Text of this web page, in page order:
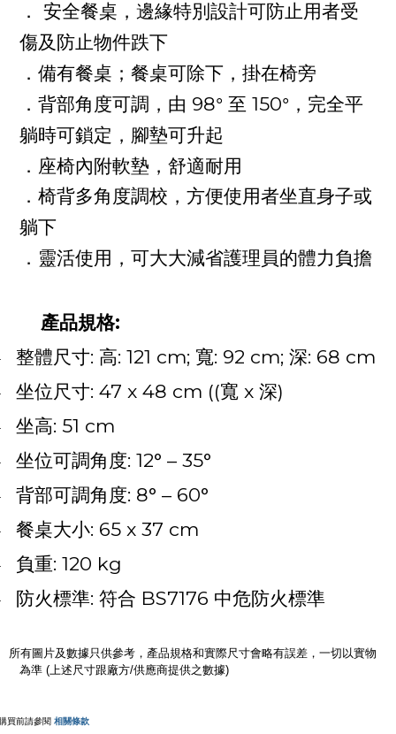
．
安全餐桌，邊緣特別設計可防止用者受
傷及防止物件跌下
．備有餐桌；餐桌可除下，掛在椅旁
．背部角度可調，由 98° 至 150°，完全平
躺時可鎖定，腳墊可升起
．座椅內附軟墊，舒適耐用
．椅背多角度調校，方便使用者坐直身子或
躺下
．靈活使用，可大大減省護理員的體力負擔
產品規格:
整體尺寸: 高: 121 cm; 寬: 92 cm; 深: 68 cm
坐位尺寸: 47 x 48 cm ((寬 x 深)
坐高: 51 cm
坐位可調角度: 12° – 35°
背部可調角度: 8° – 60°
餐桌大小: 65 x 37 cm
負重: 120 kg
防火標準: 符合 BS7176 中危防火標準
有圖片及數據只供參考，產品規格和實際尺寸會略有誤差，一切以實物
為準 (上述尺寸跟廠方/供應商提供之數據)
買前請參閱 相關條款